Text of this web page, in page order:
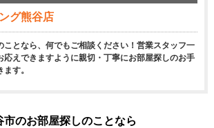
グ熊谷店
ことなら、何でもご相談ください！営業スタッフ一
応えできますように親切・丁寧にお部屋探しのお手
す。
市のお部屋探しのことなら